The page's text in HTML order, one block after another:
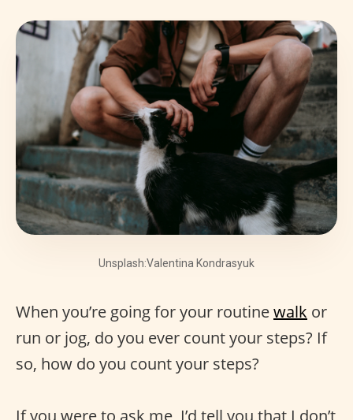
Unsplash:Valentina Kondrasyuk
When you’re going for your routinewalk or
run or jog, do you ever count your steps? If
so, how do you count your steps?
If you were to ask me, I’d tell you that I don’t